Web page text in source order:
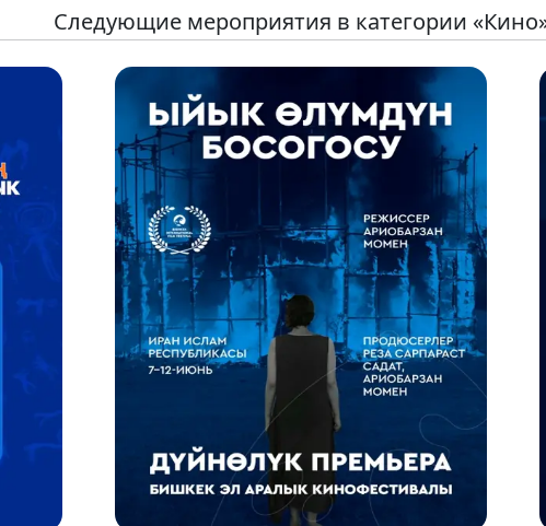
Следующие мероприятия в категории